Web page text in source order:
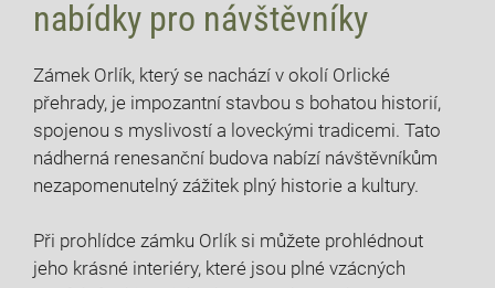
nabídky pro návštěvníky
Zámek Orlík, který se nachází v okolí Orlické
přehrady, je impozantní stavbou s bohatou historií,
spojenou s myslivostí a loveckými tradicemi. Tato
nádherná renesanční budova nabízí návštěvníkům
nezapomenutelný zážitek plný historie a kultury.
Při prohlídce zámku Orlík si můžete prohlédnout
jeho krásné interiéry, které jsou plné vzácných